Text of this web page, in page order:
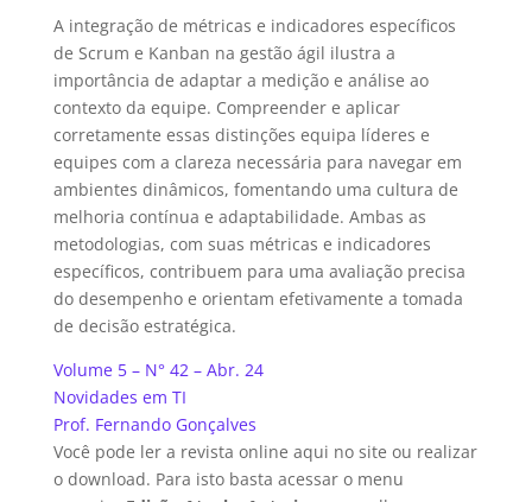
A integração de métricas e indicadores específicos
de Scrum e Kanban na gestão ágil ilustra a
importância de adaptar a medição e análise ao
contexto da equipe. Compreender e aplicar
corretamente essas distinções equipa líderes e
equipes com a clareza necessária para navegar em
ambientes dinâmicos, fomentando uma cultura de
melhoria contínua e adaptabilidade. Ambas as
metodologias, com suas métricas e indicadores
específicos, contribuem para uma avaliação precisa
do desempenho e orientam efetivamente a tomada
de decisão estratégica.
Volume 5 – N° 42 – Abr. 24
Novidades em TI
Prof. Fernando Gonçalves
Você pode ler a revista online aqui no site ou realizar
o download. Para isto basta acessar o menu